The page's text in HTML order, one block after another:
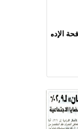
الإدمان